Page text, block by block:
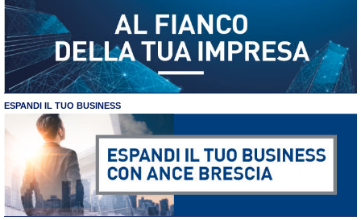
ESPANDI IL TUO BUSINESS